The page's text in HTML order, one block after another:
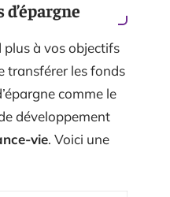
plus à vos objectifs
transférer les fonds
comme le
développement
vie. Voici une